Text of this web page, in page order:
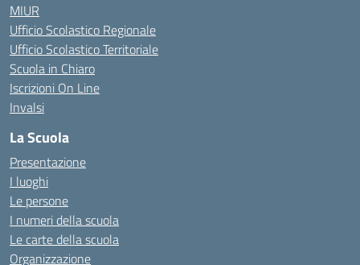
MIUR
Ufficio Scolastico Regionale
Ufficio Scolastico Territoriale
Scuola in Chiaro
Iscrizioni On Line
Invalsi
La Scuola
Presentazione
I luoghi
Le persone
I numeri della scuola
Le carte della scuola
Organizzazione